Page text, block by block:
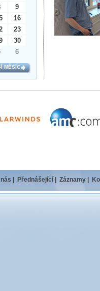
9
16
23
30
6
MĚSÍC
Přednášející Záznamy